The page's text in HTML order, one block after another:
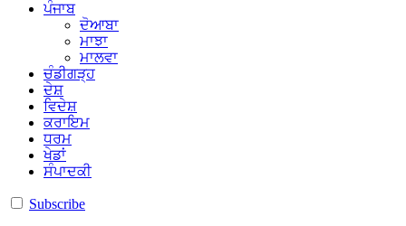
ਪੰਜਾਬ
ਦੋਆਬਾ
ਮਾਝਾ
ਮਾਲਵਾ
ਚੰਡੀਗੜ੍ਹ
ਦੇਸ਼
ਵਿਦੇਸ਼
ਕਰਾਇਮ
ਧਰਮ
ਖੇਡਾਂ
ਸੰਪਾਦਕੀ
Subscribe